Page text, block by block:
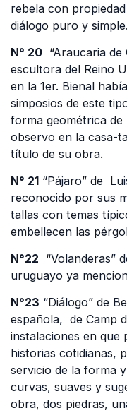
rebela con
diálogo puro y simple.
N° 20 “Araucaria de
escultora del Reino
en la 1er. Bienal
simposios de este
forma geométrica de
observo en la casa-
título de su obra.
N° 21 “Pájaro” de
reconocido por sus
tallas con temas
embellecen las
N°22 “Volanderas”
uruguayo ya
N°23 “Diálogo” de
española, de Camp
instalaciones en que
historias cotidianas,
servicio de la forma
curvas, suaves y
obra, dos piedras,